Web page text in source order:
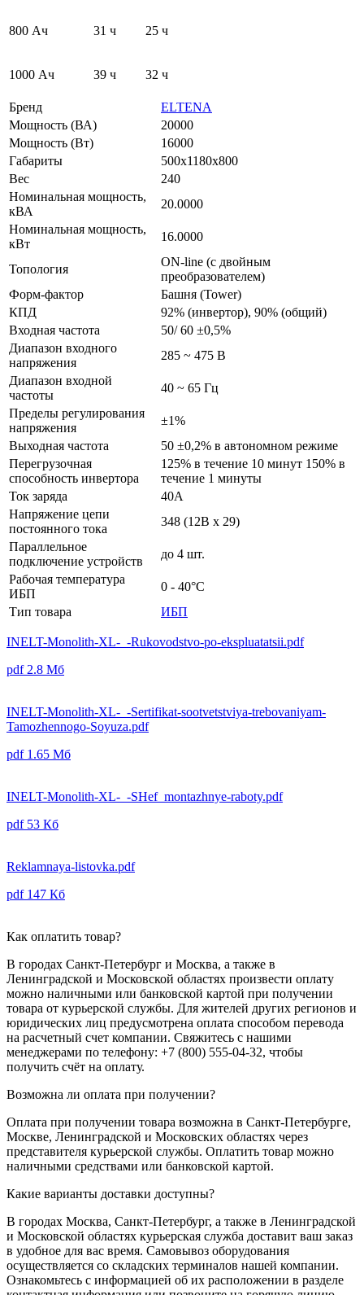
800 Ач 31 ч 25 ч
1000 Ач 39 ч 32 ч
Бренд
ELTENA
Мощность (ВА)
20000
Мощность (Вт)
16000
Габариты
500х1180х800
Вес
240
Номинальная мощность,
кВА
20.0000
Номинальная мощность,
кВт
16.0000
Топология
ON-line (с двойным
преобразователем)
Форм-фактор
Башня (Tower)
КПД
92% (инвертор), 90% (общий)
Входная частота
50/ 60 ±0,5%
Диапазон входного
напряжения
285 ~ 475 В
Диапазон входной
частоты
40 ~ 65 Гц
Пределы регулирования
напряжения
±1%
Выходная частота
50 ±0,2% в автономном режиме
Перегрузочная
способность инвертора
125% в течение 10 минут 150% в
течение 1 минуты
Ток заряда
40A
Напряжение цепи
постоянного тока
348 (12В х 29)
Параллельное
подключение устройств
до 4 шт.
Рабочая температура
ИБП
0 - 40°С
Тип товара
ИБП
INELT-Monolith-XL-_-Rukovodstvo-po-ekspluatatsii.pdf
pdf 2.8 Мб
INELT-Monolith-XL-_-Sertifikat-sootvetstviya-trebovaniyam-
Tamozhennogo-Soyuza.pdf
pdf 1.65 Мб
INELT-Monolith-XL-_-SHef_montazhnye-raboty.pdf
pdf 53 Кб
Reklamnaya-listovka.pdf
pdf 147 Кб
Как оплатить товар?
В городах Санкт-Петербург и Москва, а также в
Ленинградской и Московской областях произвести оплату
можно наличными или банковской картой при получении
товара от курьерской службы. Для жителей других регионов и
юридических лиц предусмотрена оплата способом перевода
на расчетный счет компании. Свяжитесь с нашими
менеджерами по телефону: +7 (800) 555-04-32, чтобы
получить счёт на оплату.
Возможна ли оплата при получении?
Оплата при получении товара возможна в Санкт-Петербурге,
Москве, Ленинградской и Московских областях через
представителя курьерской службы. Оплатить товар можно
наличными средствами или банковской картой.
Какие варианты доставки доступны?
В городах Москва, Санкт-Петербург, а также в Ленинградской
и Московской областях курьерская служба доставит ваш заказ
в удобное для вас время. Самовывоз оборудования
осуществляется со складских терминалов нашей компании.
Ознакомьтесь с информацией об их расположении в разделе